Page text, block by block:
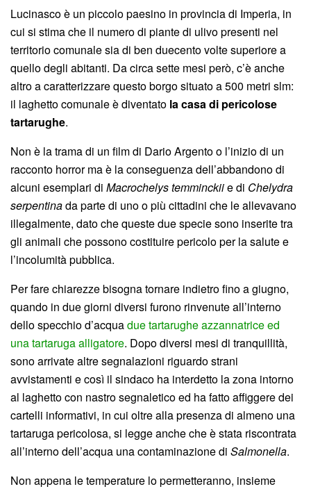
Lucinasco è un piccolo paesino in provincia di Imperia, in
cui si stima che il numero di piante di ulivo presenti nel
territorio comunale sia di ben duecento volte superiore a
quello degli abitanti. Da circa sette mesi però, c’è anche
altro a caratterizzare questo borgo situato a 500 metri slm:
il laghetto comunale è diventato la casa di pericolose
tartarughe.
Non è la trama di un film di Dario Argento o l’inizio di un
racconto horror ma è la conseguenza dell’abbandono di
alcuni esemplari di Macrochelys temminckiie di Chelydra
serpentinada parte di uno o più cittadini che le allevavano
illegalmente, dato che queste due specie sono inserite tra
gli animali che possono costituire pericolo per la salute e
l’incolumità pubblica.
Per fare chiarezze bisogna tornare indietro fino a giugno,
quando in due giorni diversi furono rinvenute all’interno
dello specchio d’acquadue tartarughe azzannatrice ed
una tartaruga alligatore. Dopo diversi mesi di tranquillità,
sono arrivate altre segnalazioni riguardo strani
avvistamenti e così il sindaco ha interdetto la zona intorno
al laghetto con nastro segnaletico ed ha fatto affiggere dei
cartelli informativi, in cui oltre alla presenza di almeno una
tartaruga pericolosa, si legge anche che è stata riscontrata
all’interno dell’acqua una contaminazione di Salmonella.
Non appena le temperature lo permetteranno, insieme